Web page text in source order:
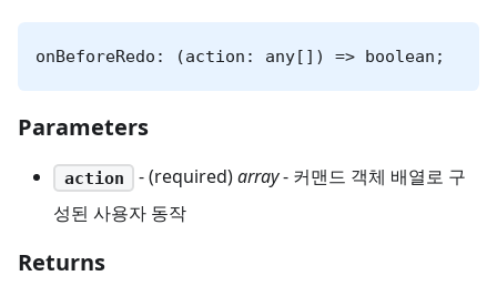
onBeforeRedo: (action: any[]) => boolean;
Parameters
action - (required)array- 커맨드 객체 배열로 구
성된 사용자 동작
Returns